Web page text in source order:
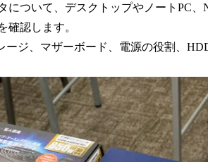
について、デスクトップやノートPC、
確認します。
ージ、マザーボード、電源の役割、